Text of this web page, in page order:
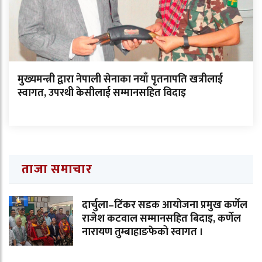
मुख्यमन्त्री द्वारा नेपाली सेनाका नयाँ पृतनापति खत्रीलाई
स्वागत, उपरथी केसीलाई सम्मानसहित विदाइ
ताजा समाचार
दार्चुला–टिंकर सडक आयोजना प्रमुख कर्णेल
राजेश कटवाल सम्मानसहित बिदाइ, कर्णेल
नारायण तुम्बाहाङफेको स्वागत ।